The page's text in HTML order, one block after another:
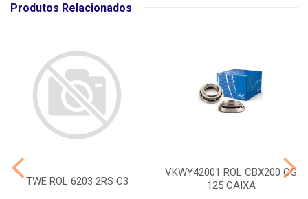
Produtos Relacionados
TWE ROL 6203 2RS C3
VKWY42001 ROL CBX200 CG
125 CAIXA